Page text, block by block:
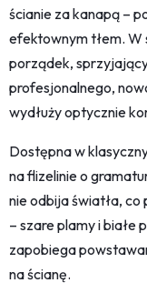
ścianie za kanapą –
efektownym tłem. W
porządek,
profesjonalnego,
wydłuży optycznie
Dostępna w
na flizelinie o
nie odbija światła,
– szare plamy i
zapobiega
na ścianę.